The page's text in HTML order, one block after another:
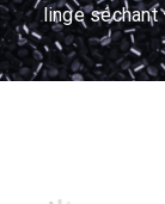
linge séchant